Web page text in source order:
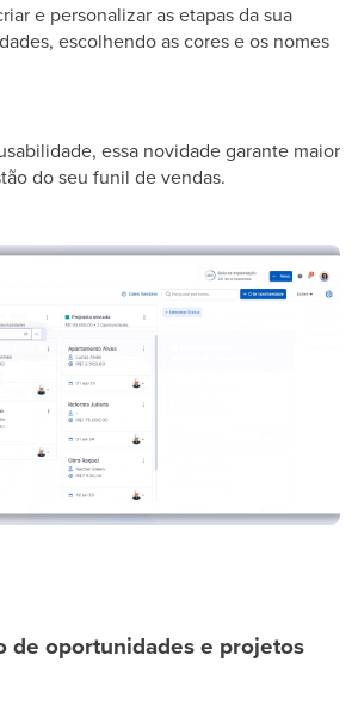
e personalizar as etapas da sua
escolhendo as cores e os nomes
essa novidade garante maior
do seu funil de vendas.
de oportunidades e projetos